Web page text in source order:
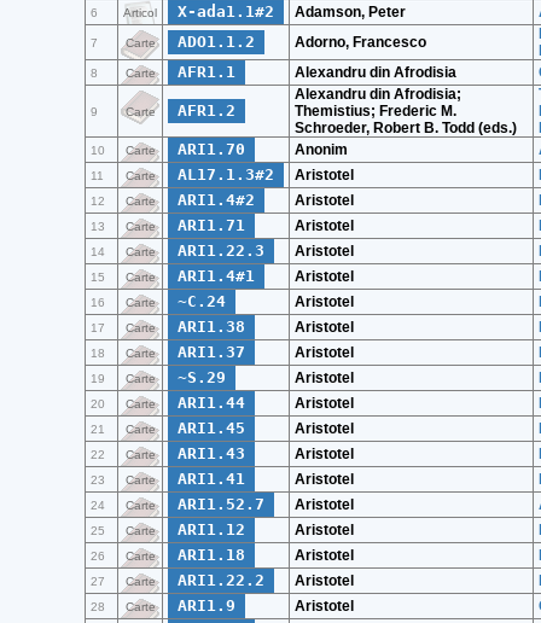
6 Articol X-ada1.1#2 Adamson, Peter
7 Carte ADO1.1.2 Adorno, Francesco
8 Carte AFR1.1 Alexandru din Afrodisia
9 Carte AFR1.2
Alexandru din Afrodisia;
Themistius; Frederic M.
Schroeder, Robert B. Todd (eds.)
10 Carte ARI1.70 Anonim
11 Carte AL17.1.3#2 Aristotel
12 Carte ARI1.4#2 Aristotel
13 Carte ARI1.71 Aristotel
14 Carte ARI1.22.3 Aristotel
15 Carte ARI1.4#1 Aristotel
16 Carte ~C.24 Aristotel
17 Carte ARI1.38 Aristotel
18 Carte ARI1.37 Aristotel
19 Carte ~S.29 Aristotel
20 Carte ARI1.44 Aristotel
21 Carte ARI1.45 Aristotel
22 Carte ARI1.43 Aristotel
23 Carte ARI1.41 Aristotel
24 Carte ARI1.52.7 Aristotel
25 Carte ARI1.12 Aristotel
26 Carte ARI1.18 Aristotel
27 Carte ARI1.22.2 Aristotel
28 Carte ARI1.9 Aristotel